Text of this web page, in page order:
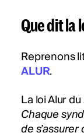
Que dit la
Reprenons
ALUR.
La loi Alur
Chaque
de